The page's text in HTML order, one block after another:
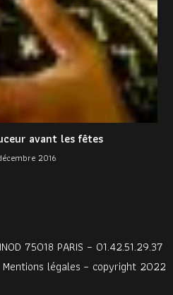
avant les fêtes
2016
75018 PARIS – 01.42.51.29.37
Mentions légales – copyright 2022